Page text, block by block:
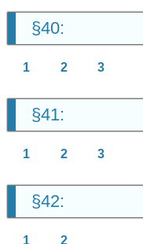
§40:
1 2 3
§41:
1 2 3
§42:
1 2